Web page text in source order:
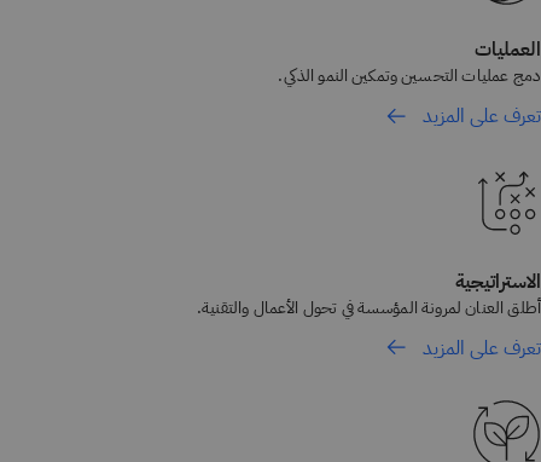
العمليات
دمج عمليات التحسين وتمكين النمو الذكي.
تعرف على المزيد
الاستراتيجية
أطلق العنان لمرونة المؤسسة في تحول الأعمال والتقنية.
تعرف على المزيد